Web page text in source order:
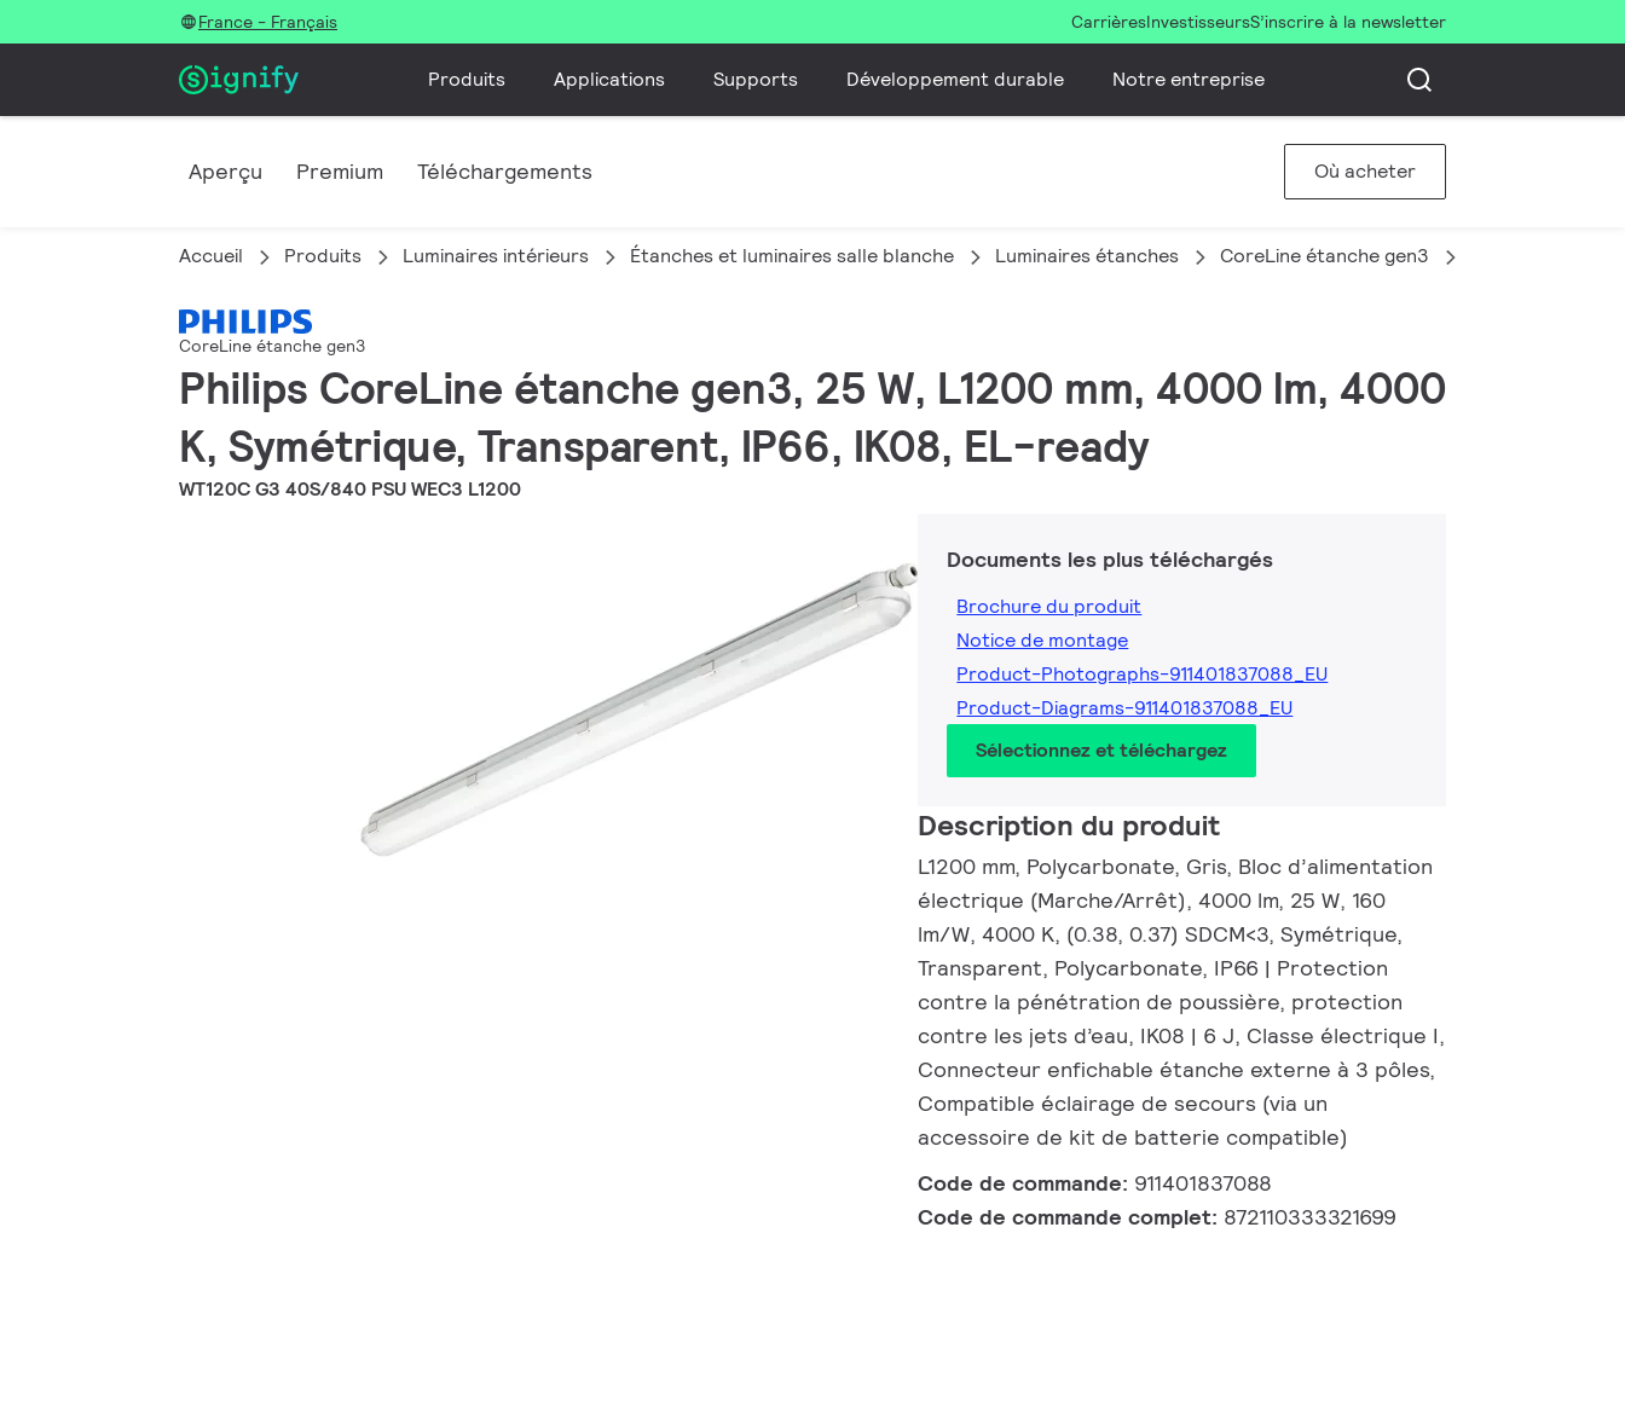
France - Français CarrièresInvestisseursS’inscrire à la newsletter
Produits Applications Supports Développement durable Notre entreprise
Aperçu Premium Téléchargements Où acheter
Accueil Produits Luminaires intérieurs Étanches et luminaires salle blanche Luminaires étanches CoreLine étanche gen3
CoreLine étanche gen3
Philips CoreLine étanche gen3, 25 W, L1200 mm, 4000 lm, 4000
K, Symétrique, Transparent, IP66, IK08, EL-ready
WT120C G3 40S/840 PSU WEC3 L1200
Documents les plus téléchargés
Brochure du produit
Notice de montage
Product-Photographs-911401837088_EU
Product-Diagrams-911401837088_EU
Sélectionnez et téléchargez
Description du produit
L1200 mm, Polycarbonate, Gris, Bloc d’alimentation
électrique (Marche/Arrêt), 4000 lm, 25 W, 160
lm/W, 4000 K, (0.38, 0.37) SDCM<3, Symétrique,
Transparent, Polycarbonate, IP66 | Protection
contre la pénétration de poussière, protection
contre les jets d’eau, IK08 | 6 J, Classe électrique I,
Connecteur enfichable étanche externe à 3 pôles,
Compatible éclairage de secours (via un
accessoire de kit de batterie compatible)
Code de commande: 911401837088
Code de commande complet: 872110333321699